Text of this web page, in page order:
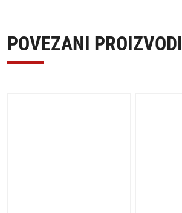
POVEZANI PROIZVODI